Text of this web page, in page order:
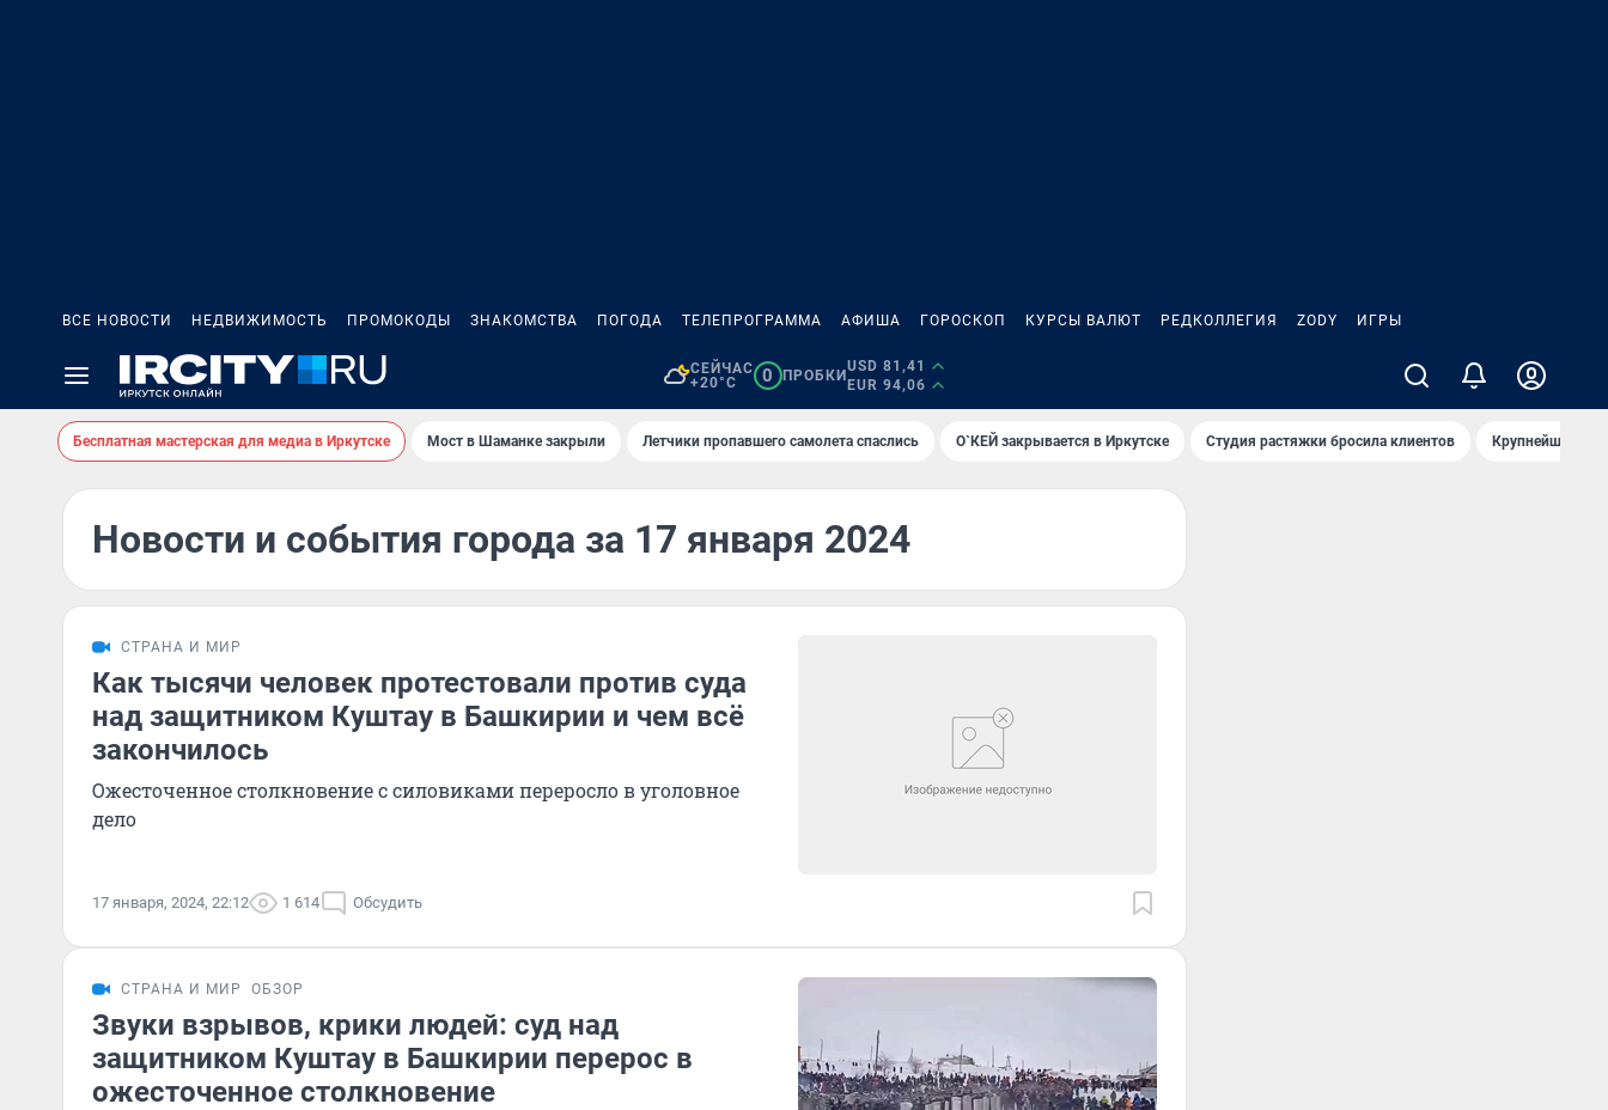
ВСЕ НОВОСТИ НЕДВИЖИМОСТЬ ПРОМОКОДЫ ЗНАКОМСТВА ПОГОДА ТЕЛЕПРОГРАММА АФИША ГОРОСКОП КУРСЫ ВАЛЮТ РЕДКОЛЛЕГИЯ ZODY ИГРЫ
СЕЙЧАС
+20°C
0 ПРОБКИ
USD 81,41
EUR 94,06
Бесплатная мастерская для медиа в Иркутске Мост в Шаманке закрыли Летчики пропавшего самолета спаслись О`КЕЙ закрывается в Иркутске Студия растяжки бросила клиентов Крупнейшие
Новости и события города за 17 января 2024
СТРАНА И МИР
Как тысячи человек протестовали против суда
над защитником Куштау в Башкирии и чем всё
закончилось
Ожесточенное столкновение с силовиками переросло в уголовное
дело
17 января, 2024, 22:12 1 614 Обсудить
СТРАНА И МИР ОБЗОР
Звуки взрывов, крики людей: суд над
защитником Куштау в Башкирии перерос в
ожесточенное столкновение